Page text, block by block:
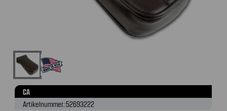
CA
Artikelnummer.:52693222